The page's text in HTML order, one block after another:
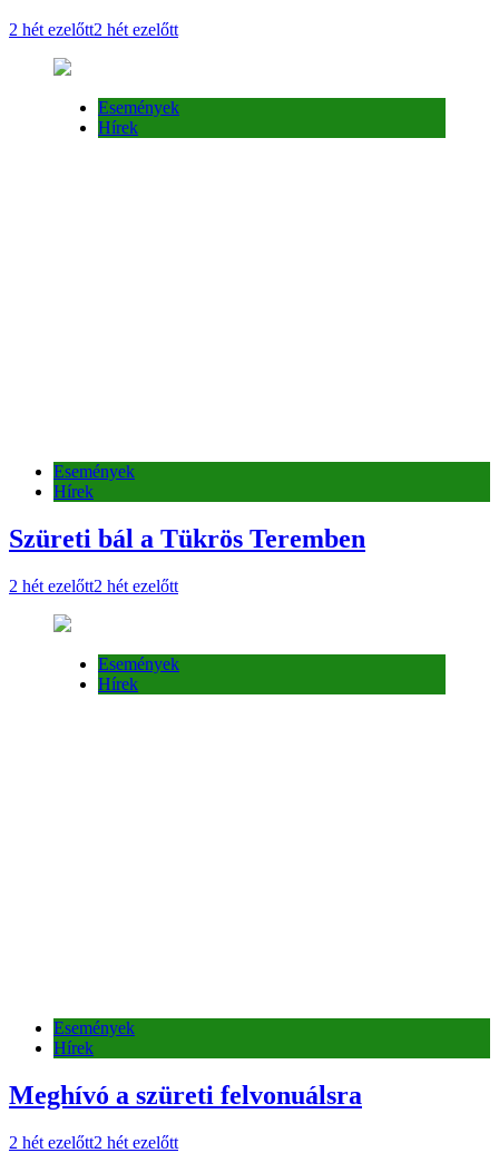
2 hét ezelőtt2 hét ezelőtt
Események
Hírek
Események
Hírek
Szüreti bál a Tükrös Teremben
2 hét ezelőtt2 hét ezelőtt
Események
Hírek
Események
Hírek
Meghívó a szüreti felvonuálsra
2 hét ezelőtt2 hét ezelőtt